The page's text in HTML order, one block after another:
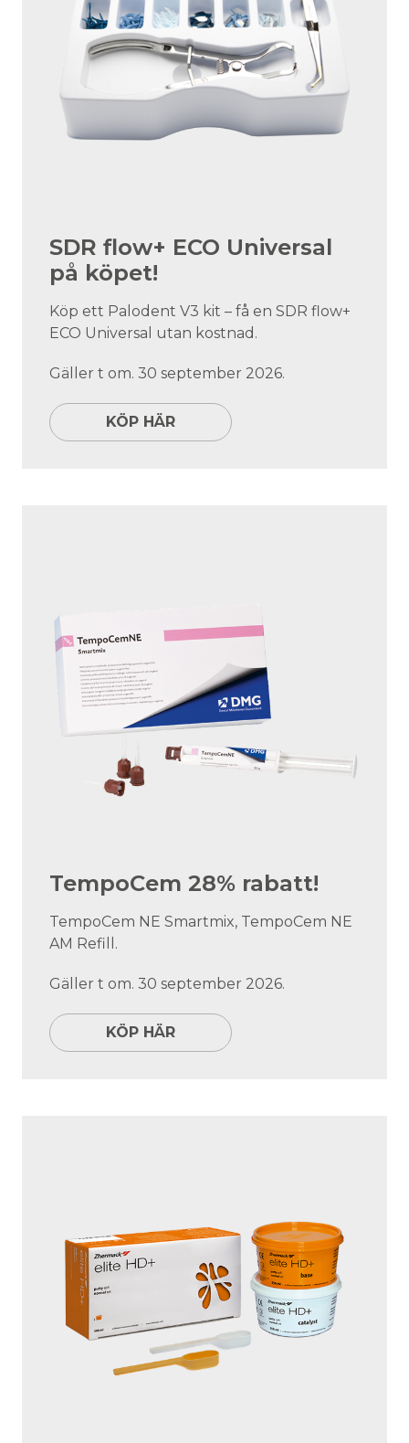
SDR flow+ ECO Universal
på köpet!
Köp ett Palodent V3 kit – få en SDR flow+
ECO Universal utan kostnad.
Gäller t om. 30 september 2026.
KÖP HÄR
TempoCem 28% rabatt!
TempoCem NE Smartmix, TempoCem NE
AM Refill.
Gäller t om. 30 september 2026.
KÖP HÄR